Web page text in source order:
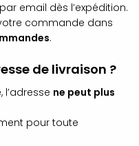
email dès l’expédition.
commande dans
.
de livraison ?
ne peut plus
pour toute